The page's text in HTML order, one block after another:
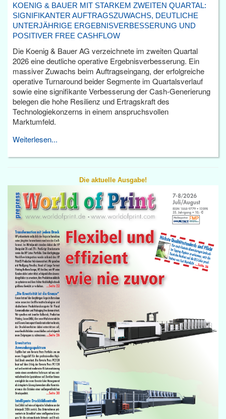
KOENIG & BAUER MIT STARKEM ZWEITEN QUARTAL:
SIGNIFIKANTER AUFTRAGSZUWACHS, DEUTLICHE
UNTERJÄHRIGE ERGEBNISVERBESSERUNG UND
POSITIVER FREE CASHFLOW
Die Koenig & Bauer AG verzeichnete im zweiten Quartal
2026 eine deutliche operative Ergebnisverbesserung. Ein
massiver Zuwachs beim Auftragseingang, der erfolgreiche
operative Turnaround beider Segmente im Quartalsverlauf
sowie eine signifikante Verbesserung der Cash-Generierung
belegen die hohe Resilienz und Ertragskraft des
Technologiekonzerns in einem anspruchsvollen
Marktumfeld.
Weiterlesen...
Die aktuelle Ausgabe!